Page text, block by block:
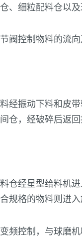
、细粒配料仓以及
阀控制物料的流向
经振动下料和皮
仓，经破碎后返回
仓经星型给料机
规格的物料则进
频控制，与球磨